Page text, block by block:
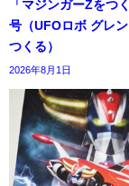
「マジンガーZをつ
号（UFOロボ グレ
つくる）
2026年8月1日